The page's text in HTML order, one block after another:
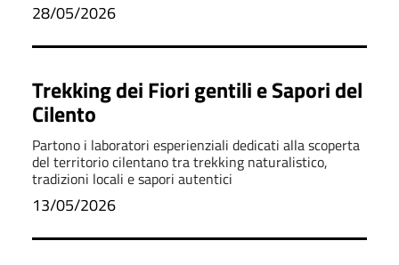
28/05/2026
Trekking dei Fiori gentili e Sapori del
Cilento
Partono i laboratori esperienziali dedicati alla scoperta
del territorio cilentano tra trekking naturalistico,
tradizioni locali e sapori autentici
13/05/2026